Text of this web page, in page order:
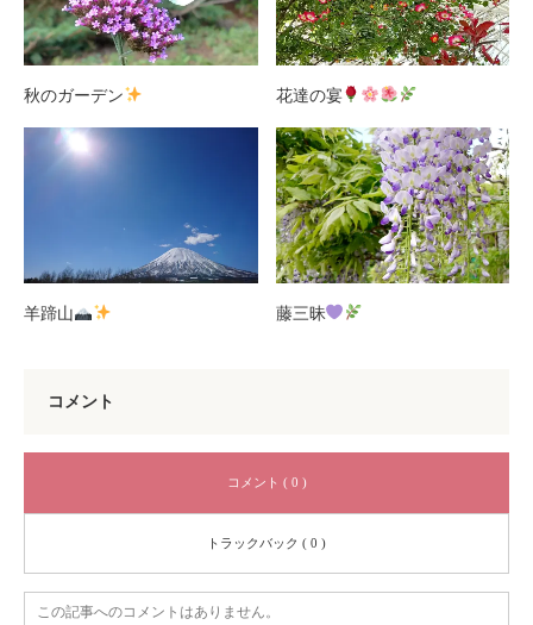
秋のガーデン 花達の宴
羊蹄山 藤三昧
コメント
コメント ( 0 )
トラックバック ( 0 )
この記事へのコメントはありません。